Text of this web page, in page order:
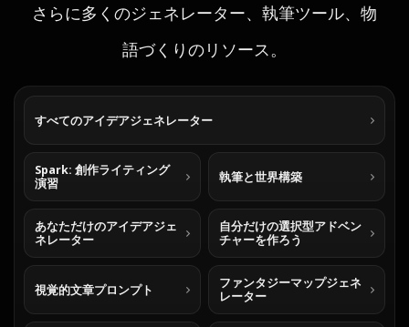
さらに多くのジェネレーター、執筆ツール、物
語づくりのリソース。
すべてのアイデアジェネレーター
Spark: 創作ライティング
演習
執筆と世界構築
あなただけのアイデアジェ
ネレーター
自分だけの選択型アドベン
チャーを作ろう
視覚的文章プロンプト
ファンタジーマップジェネ
レーター